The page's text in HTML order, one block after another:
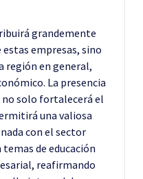
grandemente
empresas, sino
región en general,
La presencia
no solo fortalecerá el
una valiosa
con el sector
de educación
reafirmando